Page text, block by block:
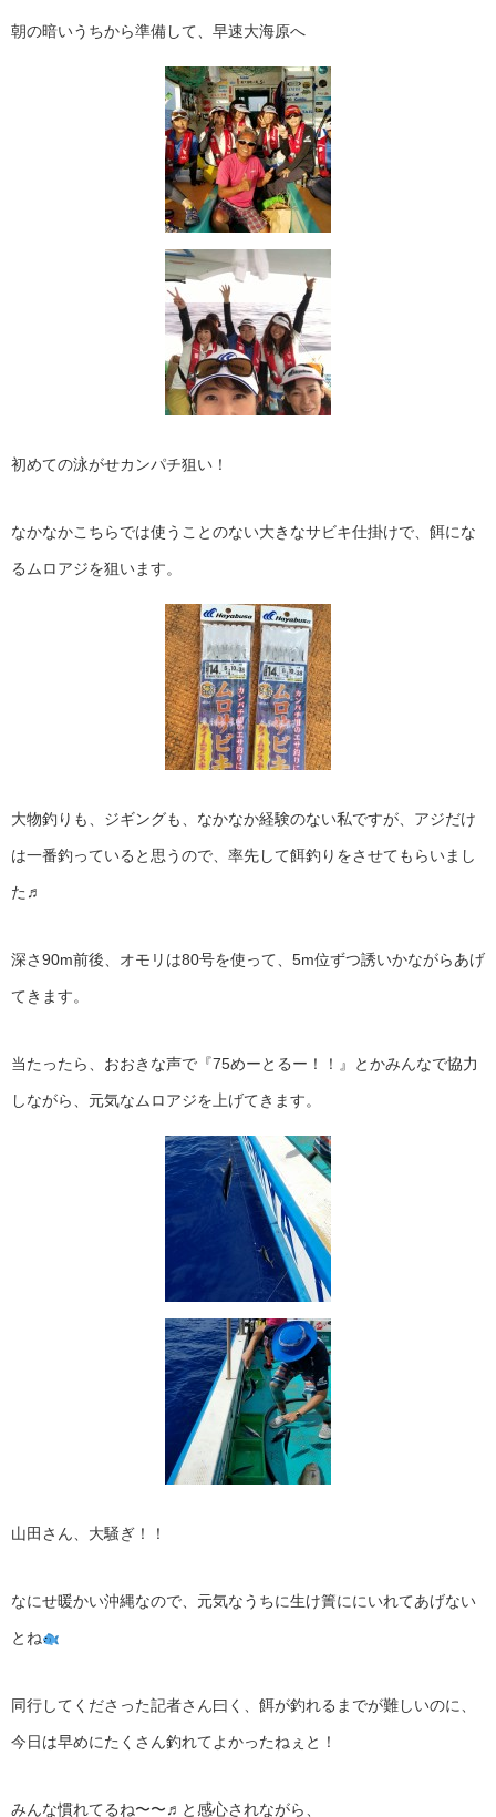
朝の暗いうちから準備して、早速大海原へ
初めての泳がせカンパチ狙い！
なかなかこちらでは使うことのない大きなサビキ仕掛けで、餌にな
るムロアジを狙います。
大物釣りも、ジギングも、なかなか経験のない私ですが、アジだけ
は一番釣っていると思うので、率先して餌釣りをさせてもらいまし
た♬
深さ90m前後、オモリは80号を使って、5m位ずつ誘いかながらあげ
てきます。
当たったら、おおきな声で『75めーとるー！！』とかみんなで協力
しながら、元気なムロアジを上げてきます。
山田さん、大騒ぎ！！
なにせ暖かい沖縄なので、元気なうちに生け簀ににいれてあげない
とね
同行してくださった記者さん曰く、餌が釣れるまでが難しいのに、
今日は早めにたくさん釣れてよかったねぇと！
みんな慣れてるね〜〜♬と感心されながら、